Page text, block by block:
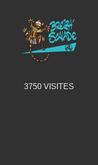
3750 VISITES